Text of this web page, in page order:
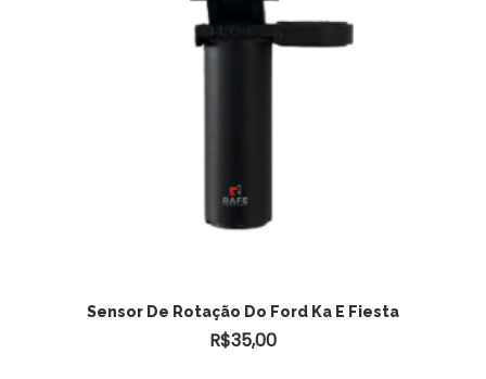
Sensor De Rotação Do Ford Ka E Fiesta
R$35,00